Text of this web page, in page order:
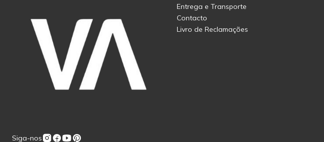
Siga-nos
Entrega e Transporte
Contacto
Livro de Reclamações